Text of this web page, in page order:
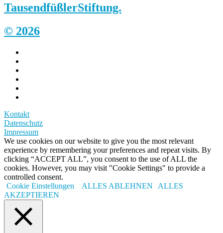
TausendfüßlerStiftung.
© 2026
Kontakt
Datenschutz
Impressum
We use cookies on our website to give you the most relevant
experience by remembering your preferences and repeat visits. By
clicking “ACCEPT ALL”, you consent to the use of ALL the
cookies. However, you may visit "Cookie Settings" to provide a
controlled consent.
Cookie Einstellungen
ALLES ABLEHNEN
ALLES
AKZEPTIEREN